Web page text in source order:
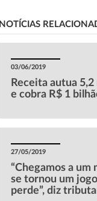
NOTÍCIAS
03/06/2019
Receita autua
e cobra R$ 1
27/05/2019
“Chegamos a um
se tornou um
perde”, diz